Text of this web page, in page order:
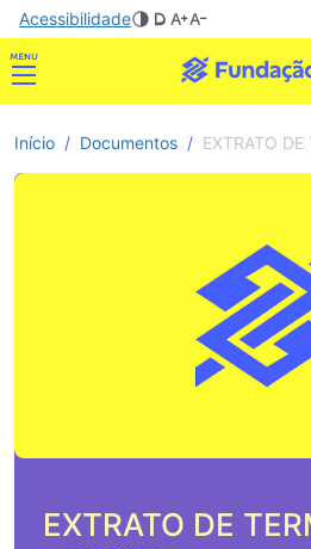
Acessibilidade
Início Documentos EXTRATO
EXTRATO DE